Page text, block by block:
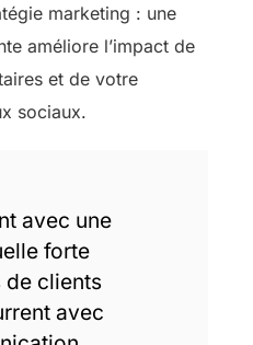
marketing : une
améliore l’impact de
et de votre
sociaux.
avec une
forte
de clients
avec